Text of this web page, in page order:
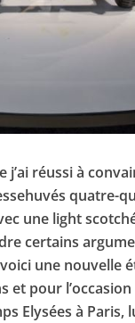
j’ai réussi à
une light
certains
une nouvelle
et pour
Elysées à